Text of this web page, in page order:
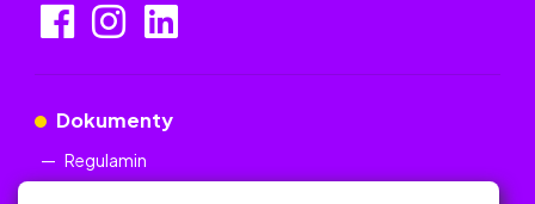
Dokumenty
Regulamin